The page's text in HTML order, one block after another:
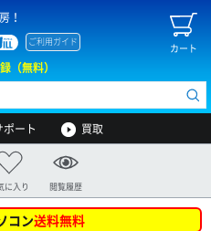
！
カート
ご利用ガイド
（無料）
ート 買取
に入り 閲覧履歴
コン送料無料